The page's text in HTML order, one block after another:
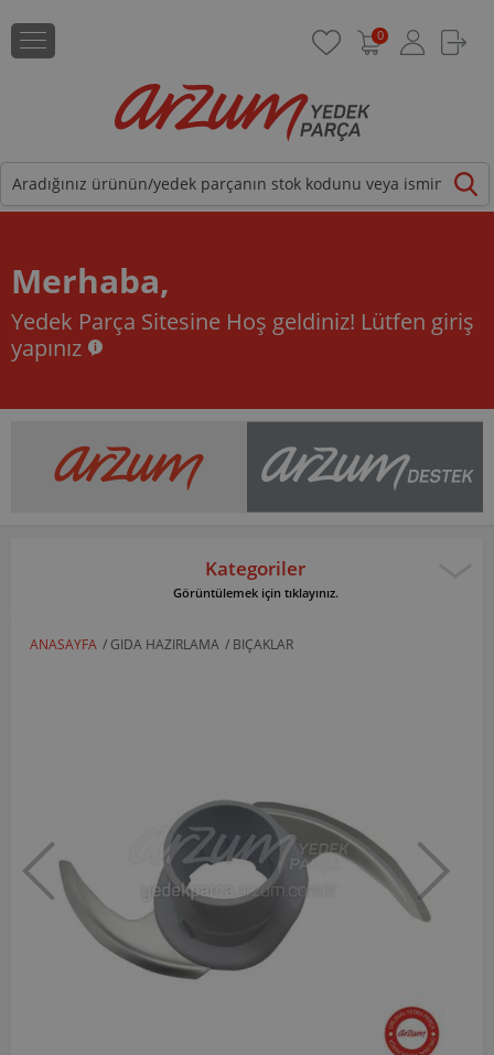
0
Merhaba,
Yedek Parça Sitesine Hoş geldiniz! Lütfen giriş
yapınız
Kategoriler
Görüntülemek için tıklayınız.
ANASAYFA / GIDA HAZIRLAMA / BIÇAKLAR